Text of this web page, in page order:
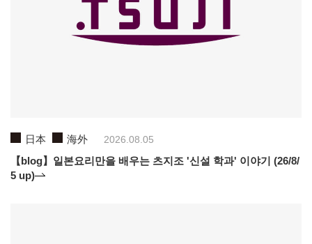
日本 海外 2026.08.05
【blog】일본요리만을 배우는 츠지조 '신설 학과' 이야기 (26/8/
5 up)